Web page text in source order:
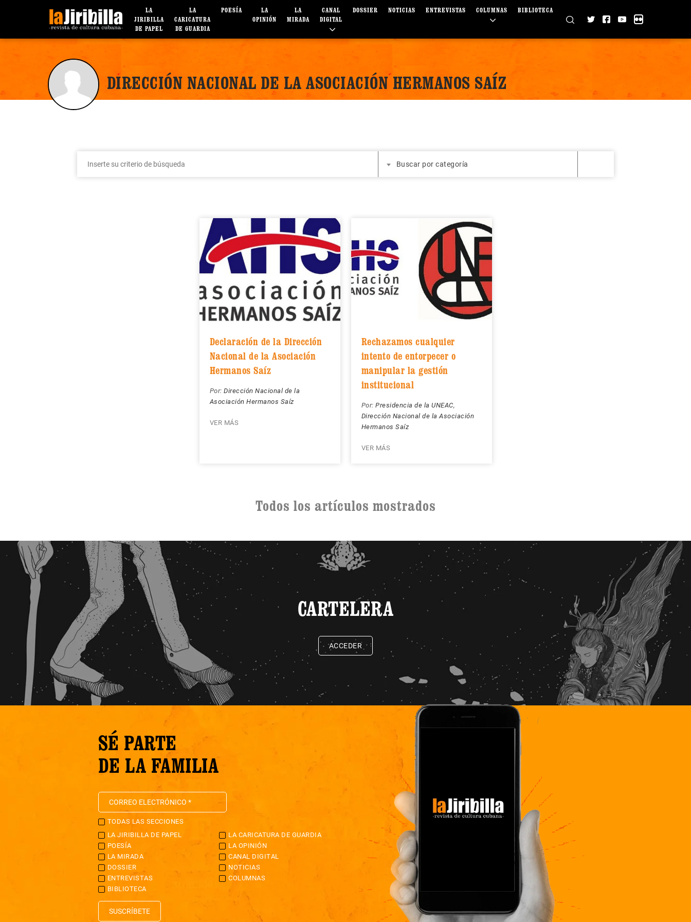
LA
JIRIBILLA
DE PAPEL
LA
CARICATURA
DE GUARDIA
POESÍA
LA
OPINIÓN
LA
MIRADA
CANAL
DIGITAL
DOSSIER NOTICIAS ENTREVISTAS COLUMNAS BIBLIOTECA
DIRECCIÓN NACIONAL DE LA ASOCIACIÓN HERMANOS SAÍZ
Buscar por categoría
Declaración de la Dirección
Nacional de la Asociación
Hermanos Saíz
Por: Dirección Nacional de la
Asociación Hermanos Saíz
VER MÁS
Rechazamos cualquier
intento de entorpecer o
manipular la gestión
institucional
Por: Presidencia de la UNEAC,
Dirección Nacional de la Asociación
Hermanos Saíz
VER MÁS
Todos los artículos mostrados
CARTELERA
ACCEDER
SÉ PARTE
DE LA FAMILIA
TODAS LAS SECCIONES
LA JIRIBILLA DE PAPEL
LA CARICATURA DE GUARDIA
POESÍA
LA OPINIÓN
LA MIRADA
CANAL DIGITAL
DOSSIER
NOTICIAS
ENTREVISTAS
COLUMNAS
BIBLIOTECA
SUSCRÍBETE